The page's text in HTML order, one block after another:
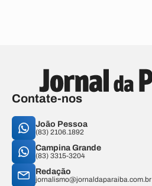
Contate-nos
João Pessoa
(83) 2106.1892
Campina Grande
(83) 3315-3204
Redação
jornalismo@jornaldaparaiba.com.br